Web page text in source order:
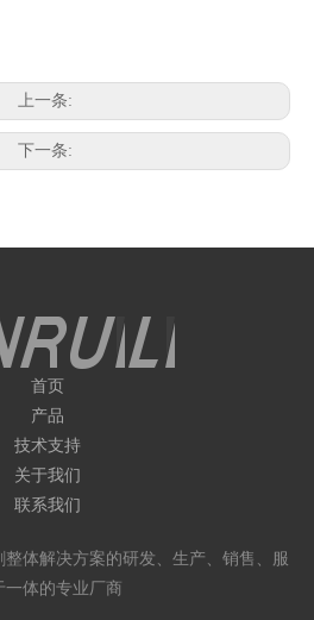
上一条:
下一条:
首页
产品
技术支持
关于我们
联系我们
体解决方案的研发、生产、销售、服
一体的专业厂商